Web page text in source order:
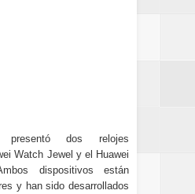
presentó dos relojes
Watch Jewel y el Huawei
dispositivos están
y han sido desarrollados